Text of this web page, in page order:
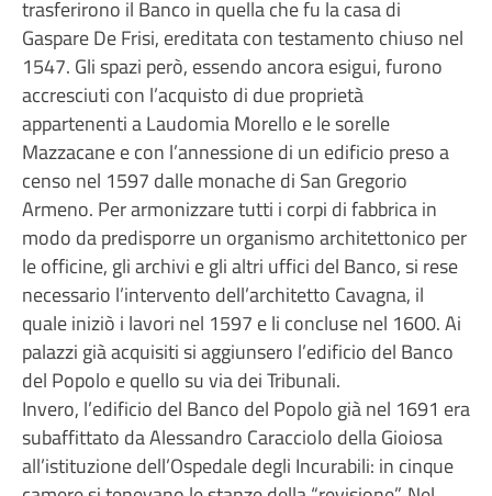
trasferirono il Banco in quella che fu la casa di
Gaspare De Frisi, ereditata con testamento chiuso nel
1547. Gli spazi però, essendo ancora esigui, furono
accresciuti con l’acquisto di due proprietà
appartenenti a Laudomia Morello e le sorelle
Mazzacane e con l’annessione di un edificio preso a
censo nel 1597 dalle monache di San Gregorio
Armeno. Per armonizzare tutti i corpi di fabbrica in
modo da predisporre un organismo architettonico per
le officine, gli archivi e gli altri uffici del Banco, si rese
necessario l’intervento dell’architetto Cavagna, il
quale iniziò i lavori nel 1597 e li concluse nel 1600. Ai
palazzi già acquisiti si aggiunsero l’edificio del Banco
del Popolo e quello su via dei Tribunali.
Invero, l’edificio del Banco del Popolo già nel 1691 era
subaffittato da Alessandro Caracciolo della Gioiosa
all’istituzione dell’Ospedale degli Incurabili: in cinque